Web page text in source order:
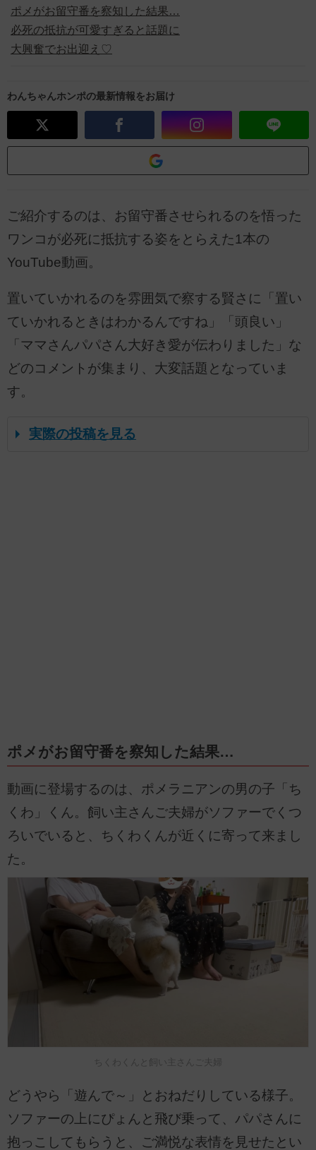
ポメがお留守番を察知した結果…
必死の抵抗が可愛すぎると話題に
大興奮でお出迎え♡
わんちゃんホンポの最新情報をお届け
ご紹介するのは、お留守番させられるのを悟った
ワンコが必死に抵抗する姿をとらえた1本の
YouTube動画。
置いていかれるのを雰囲気で察する賢さに「置い
ていかれるときはわかるんですね」「頭良い」
「ママさんパパさん大好き愛が伝わりました」な
どのコメントが集まり、大変話題となっていま
す。
実際の投稿を見る
ポメがお留守番を察知した結果…
動画に登場するのは、ポメラニアンの男の子「ち
くわ」くん。飼い主さんご夫婦がソファーでくつ
ろいでいると、ちくわくんが近くに寄って来まし
た。
ちくわくんと飼い主さんご夫婦
どうやら「遊んで～」とおねだりしている様子。
ソファーの上にぴょんと飛び乗って、パパさんに
抱っこしてもらうと、ご満悦な表情を見せたとい